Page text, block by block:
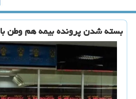
بسته شدن پرونده بیمه هم وطن با ۱۵۴ هزار تقاضا